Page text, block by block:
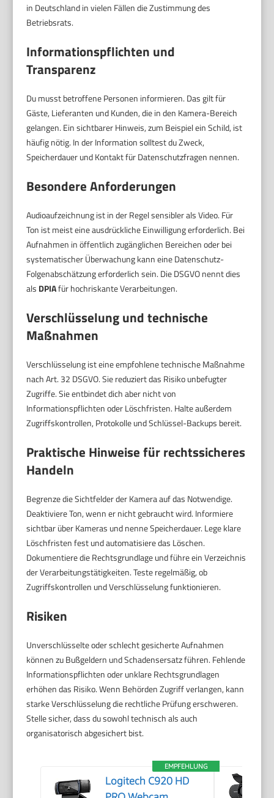
in Deutschland in vielen Fällen die Zustimmung des
Betriebsrats.
Informationspflichten und
Transparenz
Du musst betroffene Personen informieren. Das gilt für
Gäste, Lieferanten und Kunden, die in den Kamera-Bereich
gelangen. Ein sichtbarer Hinweis, zum Beispiel ein Schild, ist
häufig nötig. In der Information solltest du Zweck,
Speicherdauer und Kontakt für Datenschutzfragen nennen.
Besondere Anforderungen
Audioaufzeichnung ist in der Regel sensibler als Video. Für
Ton ist meist eine ausdrückliche Einwilligung erforderlich. Bei
Aufnahmen in öffentlich zugänglichen Bereichen oder bei
systematischer Überwachung kann eine Datenschutz-
Folgenabschätzung erforderlich sein. Die DSGVO nennt dies
als DPIAfür hochriskante Verarbeitungen.
Verschlüsselung und technische
Maßnahmen
Verschlüsselung ist eine empfohlene technische Maßnahme
nach Art. 32 DSGVO. Sie reduziert das Risiko unbefugter
Zugriffe. Sie entbindet dich aber nicht von
Informationspflichten oder Löschfristen. Halte außerdem
Zugriffskontrollen, Protokolle und Schlüssel-Backups bereit.
Praktische Hinweise für rechtssicheres
Handeln
Begrenze die Sichtfelder der Kamera auf das Notwendige.
Deaktiviere Ton, wenn er nicht gebraucht wird. Informiere
sichtbar über Kameras und nenne Speicherdauer. Lege klare
Löschfristen fest und automatisiere das Löschen.
Dokumentiere die Rechtsgrundlage und führe ein Verzeichnis
der Verarbeitungstätigkeiten. Teste regelmäßig, ob
Zugriffskontrollen und Verschlüsselung funktionieren.
Risiken
Unverschlüsselte oder schlecht gesicherte Aufnahmen
können zu Bußgeldern und Schadensersatz führen. Fehlende
Informationspflichten oder unklare Rechtsgrundlagen
erhöhen das Risiko. Wenn Behörden Zugriff verlangen, kann
starke Verschlüsselung die rechtliche Prüfung erschweren.
Stelle sicher, dass du sowohl technisch als auch
organisatorisch abgesichert bist.
EMPFEHLUNG
Logitech C920 HD